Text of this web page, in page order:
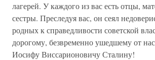
лагерей. У каждого из вас есть отцы,
сестры. Преследуя вас, он сеял
родных к справедливости советской
дорогому, безвременно ушедшему от
Иосифу Виссарионовичу Сталину!